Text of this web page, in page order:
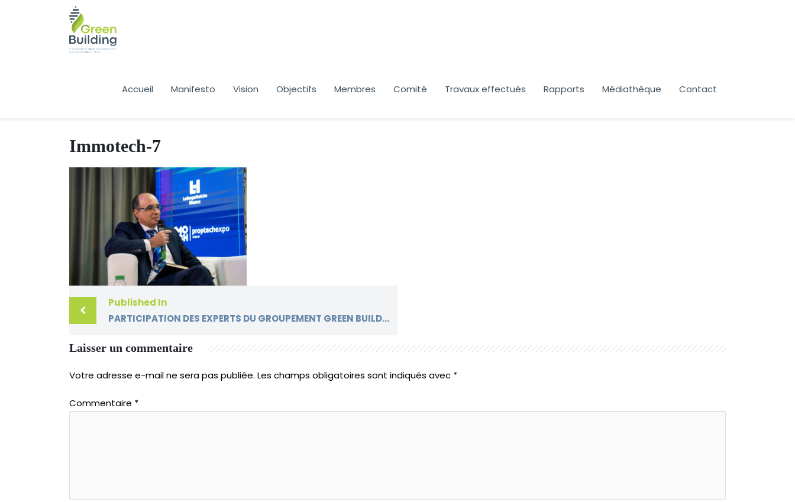
Accueil Manifesto Vision Objectifs Membres Comité Travaux effectués Rapports Médiathèque Contact
Immotech-7
Published In
PARTICIPATION DES EXPERTS DU GROUPEMENT GREEN BUILDING À L’IMMOTECH PROPTECH EXPO 2024
Laisser un commentaire
Votre adresse e-mail ne sera pas publiée. Les champs obligatoires sont indiqués avec *
Commentaire *